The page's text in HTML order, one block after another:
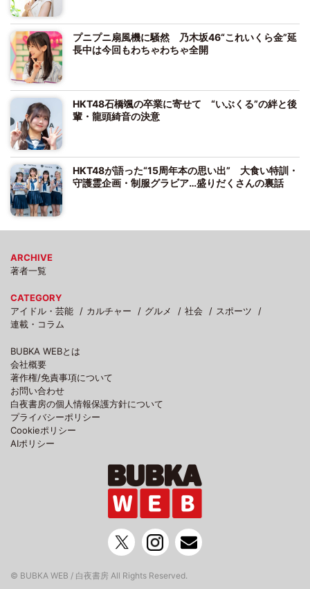
プニプニ扇風機に騒然 乃木坂46“これいくら金”延
長中は今回もわちゃわちゃ全開
HKT48石橋颯の卒業に寄せて “いぶくる”の絆と後
輩・龍頭綺音の決意
HKT48が語った“15周年本の思い出” 大食い特訓・
守護霊企画・制服グラビア…盛りだくさんの裏話
ARCHIVE
著者一覧
CATEGORY
アイドル・芸能
カルチャー グルメ 社会
スポーツ
連載・コラム
BUBKA WEBとは
会社概要
著作権/免責事項について
お問い合わせ
白夜書房の個人情報保護方針について
プライバシーポリシー
Cookieポリシー
AIポリシー
© BUBKA WEB / 白夜書房 All Rights Reserved.